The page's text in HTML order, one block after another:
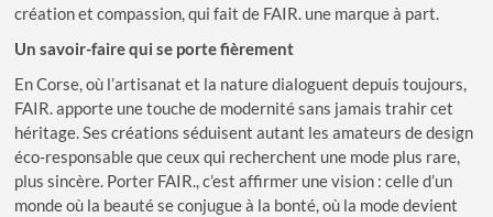
création et compassion, qui fait de FAIR. une marque à part.
Un savoir-faire qui se porte fièrement
En Corse, où l’artisanat et la nature dialoguent depuis toujours,
FAIR. apporte une touche de modernité sans jamais trahir cet
héritage. Ses créations séduisent autant les amateurs de design
éco-responsable que ceux qui recherchent une mode plus rare,
plus sincère. Porter FAIR., c’est affirmer une vision : celle d’un
monde où la beauté se conjugue à la bonté, où la mode devient